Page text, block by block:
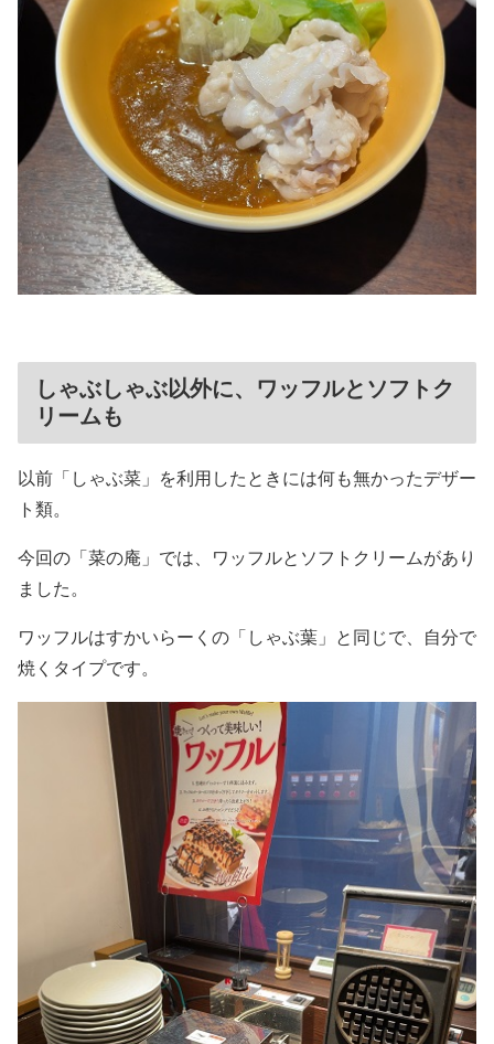
しゃぶしゃぶ以外に、ワッフルとソフトク
リームも
以前「しゃぶ菜」を利用したときには何も無かったデザー
ト類。
今回の「菜の庵」では、ワッフルとソフトクリームがあり
ました。
ワッフルはすかいらーくの「しゃぶ葉」と同じで、自分で
焼くタイプです。